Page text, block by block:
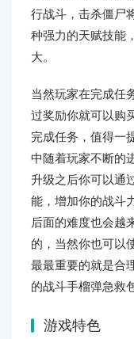
行战斗，击杀僵尸
种强力的天赋技能
大。
当然玩家在完成任
过奖励你就可以购
完成任务，值得一
中随着玩家不断的
升级之后你可以通
能，增加你的战斗
后面的难度也会越
的，当然你也可以
最最重要的就是合
的战斗手榴弹急救
游戏特色